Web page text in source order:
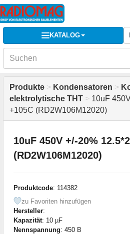
KATALOG
Produkte > Kondensatoren >
elektrolytische THT > 10uF
+105C (RD2W106M12020)
10uF 450V +/-20%
(RD2W106M12020)
Produktcode: 114382
zu Favoriten hinzufügen
Hersteller:
Kapazität: 10 µF
Nennspannung: 450 В